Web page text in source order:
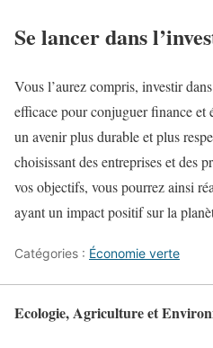
Se lancer dans
Vous l’aurez compris, investir
efficace pour conjuguer finance et
un avenir plus durable et plus
choisissant des entreprises et des
vos objectifs, vous pourrez ainsi
ayant un impact positif sur la
Catégories : Économie verte
Ecologie, Agriculture et